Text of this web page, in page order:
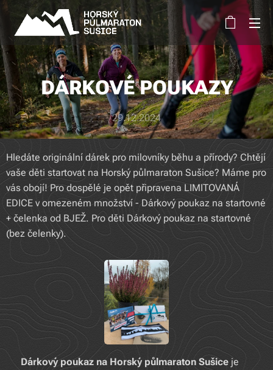
DÁRKOVÉ POUKAZY
29.12.2024
Hledáte originální dárek pro milovníky běhu a přírody? Chtějí
vaše děti startovat na Horský půlmaraton Sušice? Máme pro
vás obojí! Pro dospělé je opět připravena LIMITOVANÁ
EDICE v omezeném množství - Dárkový poukaz na startovné
+ čelenka od BJEŽ. Pro děti Dárkový poukaz na startovné
(bez čelenky).
Dárkový poukaz na Horský půlmaraton Sušice je